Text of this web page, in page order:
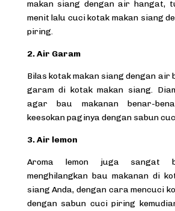
makan siang dengan air hangat,
menit lalu cuci kotak makan siang
piring.
2. Air Garam
Bilas kotak makan siang dengan
garam di kotak makan siang.
agar bau makanan benar-
keesokan paginya dengan sabun
3. Air lemon
Aroma lemon juga sangat
menghilangkan bau makanan di
siang Anda, dengan cara mencuci
dengan sabun cuci piring